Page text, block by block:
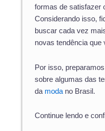
formas de satisfazer
Considerando isso,
buscar cada vez
novas tendência que
Por isso,
sobre algumas das
da moda no Brasil.
Continue lendo e